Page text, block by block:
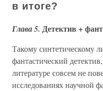
в итоге?
Глава 5. Детектив +
Такому синтетическому
фантастический
литературе совсем не
исследованиях научной